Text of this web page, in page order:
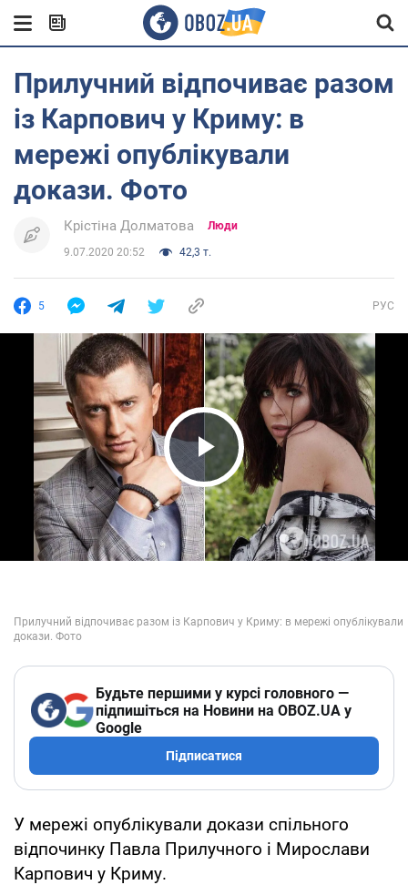
Прилучний відпочиває разом
із Карпович у Криму: в
мережі опублікували
докази. Фото
Крістіна Долматова Люди
9.07.2020 20:52 42,3 т.
5 РУС
Play Video
Будьте першими у курсі головного —
підпишіться на Новини на OBOZ.UA у
Google
Підписатися
У мережі опублікували докази спільного
відпочинку Павла Прилучного і Мирослави
Карпович у Криму.